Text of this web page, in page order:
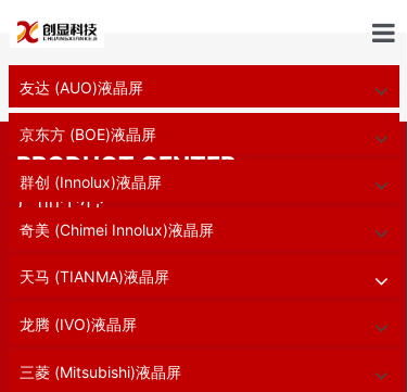
新闻中
面板选
经典案
解决方
首页 5.0寸
PRODUCT CENTER
产品中心
友达 (AUO)液晶屏
京东方 (BOE)液晶屏
群创 (Innolux)液晶屏
奇美 (Chimei Innolux)液晶屏
天马 (TIANMA)液晶屏
龙腾 (IVO)液晶屏
三菱 (Mitsubishi)液晶屏